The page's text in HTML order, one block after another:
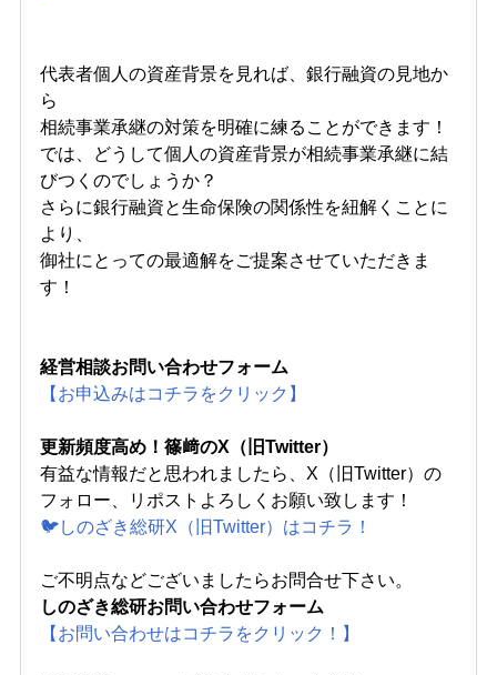
代表者個人の資産背景を見れば、銀行融資の見地か
ら
相続事業承継の対策を明確に練ることができます！
では、どうして個人の資産背景が相続事業承継に結
びつくのでしょうか？
さらに銀行融資と生命保険の関係性を紐解くことに
より、
御社にとっての最適解をご提案させていただきま
す！
経営相談お問い合わせフォーム
【お申込みはコチラをクリック】
更新頻度高め！篠﨑のX（旧Twitter）
有益な情報だと思われましたら、X（旧Twitter）の
フォロー、リポストよろしくお願い致します！
🐦しのざき総研X（旧Twitter）はコチラ！
ご不明点などございましたらお問合せ下さい。
しのざき総研お問い合わせフォーム
【お問い合わせはコチラをクリック！】